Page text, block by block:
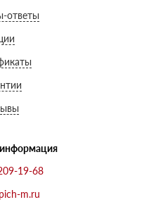
ответы
19-68
m.ru